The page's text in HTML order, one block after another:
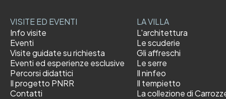
VISITE ED EVENTI
Info visite
Eventi
Visite guidate su richiesta
Eventi ed esperienze esclusive
Percorsi didattici
Il progetto PNRR
Contatti
LA VILLA
L'architettura
Le scuderie
Gli affreschi
Le serre
Il ninfeo
Il tempietto
La collezione di